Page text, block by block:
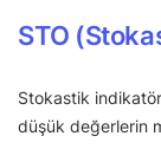
STO
Stokastik
düşük değerlerin